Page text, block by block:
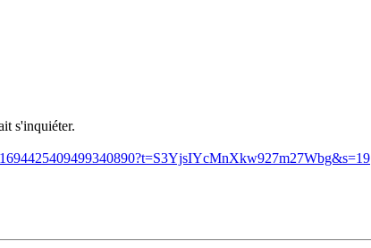
s'inquiéter.